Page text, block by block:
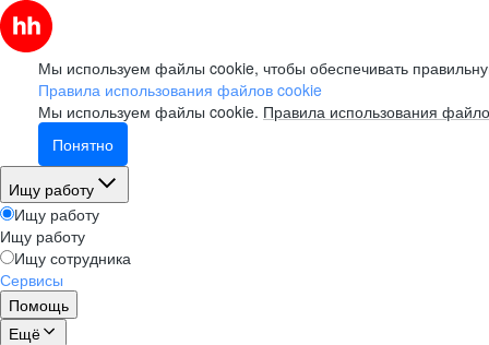
Мы используем файлы cookie, чтобы обеспечивать
Правила использования файлов cookie
Мы используем файлы cookie. Правила использования
Понятно
Ищу работу
Ищу работу
Ищу работу
Ищу сотрудника
Сервисы
Помощь
Ещё